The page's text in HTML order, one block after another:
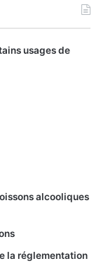
usages de
alcooliques
la réglementation